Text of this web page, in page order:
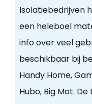
Isolatiebedrijven
een heleboel
info over veel
beschikbaar bij
Handy Home,
Hubo, Big Mat.